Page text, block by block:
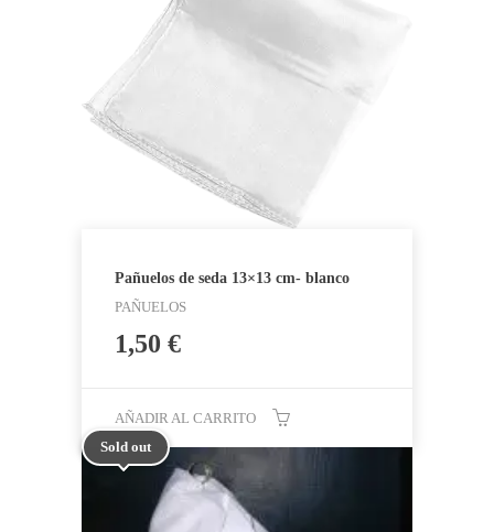
Pañuelos de seda 13×13 cm- blanco
PAÑUELOS
1,50 €
AÑADIR AL CARRITO
Sold out